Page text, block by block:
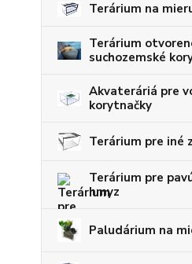
Terárium na
Terárium
suchozemské
Akvateráriá pre
korytnačky
Terárium pre iné
Terárium pre
hmyz
Paludárium na